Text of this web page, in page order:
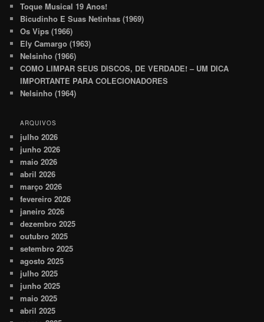
Toque Musical 19 Anos!
Bicudinho E Suas Netinhas (1969)
Os Vips (1966)
Ely Camargo (1963)
Nelsinho (1966)
COMO LIMPAR SEUS DISCOS, DE VERDADE! – UM DICA
IMPORTANTE PARA COLECIONADORES
Nelsinho (1964)
ARQUIVOS
julho 2026
junho 2026
maio 2026
abril 2026
março 2026
fevereiro 2026
janeiro 2026
dezembro 2025
outubro 2025
setembro 2025
agosto 2025
julho 2025
junho 2025
maio 2025
abril 2025